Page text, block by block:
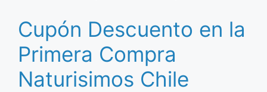
Cupón Descuento en la
Primera Compra
Naturisimos Chile